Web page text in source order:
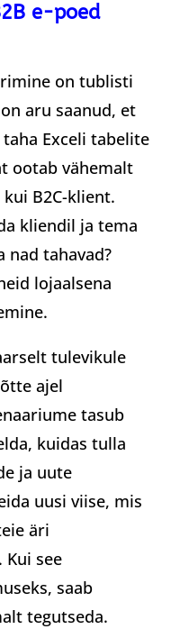
e-poed
on tublisti
aru saanud, et
Exceli tabelite
ootab vähemalt
B2C-klient.
kliendil ja tema
nad tahavad?
lojaalsena
tulevikule
ajel
tasub
kuidas tulla
ja uute
uusi viise, mis
äri
see
saab
tegutseda.